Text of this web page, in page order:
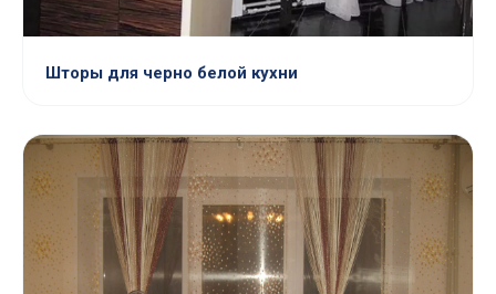
Шторы для черно белой кухни